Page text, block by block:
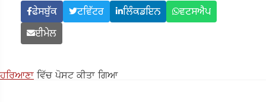
ਫੇਸਬੁੱਕ ਟਵਿੱਟਰ ਲਿੰਕਡਇਨ
ਵਟਸਐਪ
ਈਮੇਲ
ਹਰਿਆਣਾ ਵਿੱਚ ਪੋਸਟ ਕੀਤਾ ਗਿਆ